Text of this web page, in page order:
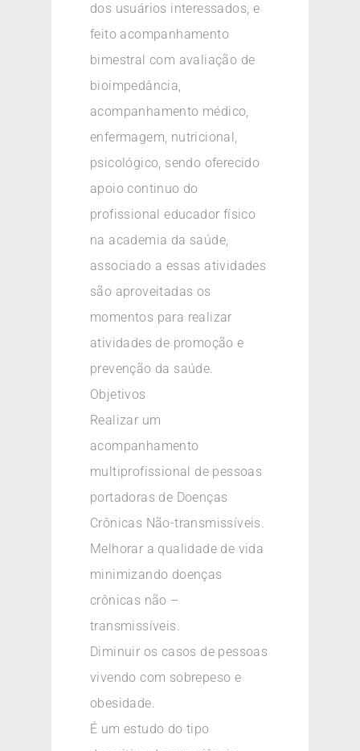
dos usuários interessados, e
feito acompanhamento
bimestral com avaliação de
bioimpedância,
acompanhamento médico,
enfermagem, nutricional,
psicológico, sendo oferecido
apoio continuo do
profissional educador físico
na academia da saúde,
associado a essas atividades
são aproveitadas os
momentos para realizar
atividades de promoção e
prevenção da saúde.
Objetivos
Realizar um
acompanhamento
multiprofissional de pessoas
portadoras de Doenças
Crônicas Não-transmissíveis.
Melhorar a qualidade de vida
minimizando doenças
crônicas não –
transmissíveis.
Diminuir os casos de pessoas
vivendo com sobrepeso e
obesidade.
É um estudo do tipo